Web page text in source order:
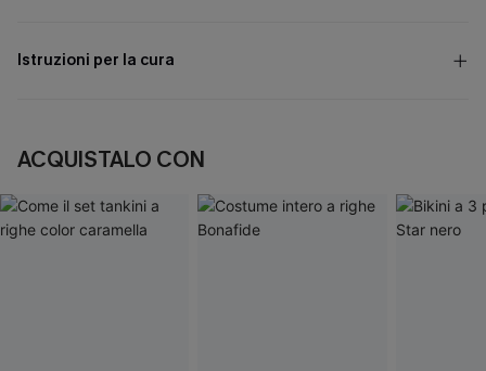
Istruzioni per la cura
ACQUISTALO CON